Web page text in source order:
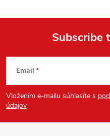
F
o
o
Subscribe
Email
Vložením e-mailu súhlasíte s
údajov